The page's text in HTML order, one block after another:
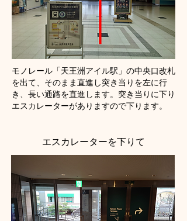
モノレール「天王洲アイル駅」の中央口改札
を出て、そのまま直進し突き当りを左に行
き、長い通路を直進します。突き当りに下り
エスカレーターがありますので下ります。
エスカレーターを下りて